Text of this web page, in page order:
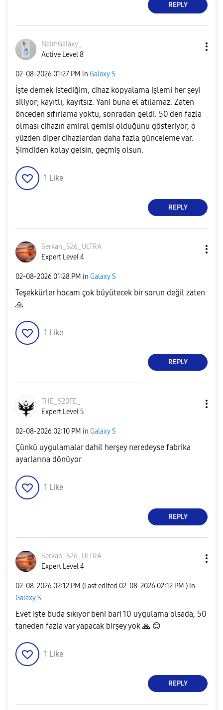
REPLY
NaimGalaxy_
Active Level 8
‎02-08-2026 01:27 PM in Galaxy S
İşte demek istediğim, cihaz kopyalama işlemi her şeyi
siliyor; kayıtlı, kayıtsız. Yani buna el atılamaz. Zaten
önceden sıfırlama yoktu, sonradan geldi. 50'den fazla
olması cihazın amiral gemisi olduğunu gösteriyor, o
yüzden diper cihazlardan daha fazla günceleme var.
Şimdiden kolay gelsin, geçmiş olsun.
1 Like
REPLY
Serkan_S26_ULTRA
Expert Level 4
‎02-08-2026 01:28 PM in Galaxy S
Teşekkürler hocam çok büyütecek bir sorun değil zaten
🙏
1 Like
REPLY
THE_S20FE_
Expert Level 5
‎02-08-2026 02:10 PM in Galaxy S
Çünkü uygulamalar dahil herşey neredeyse fabrika
ayarlarına dönüyor
1 Like
REPLY
Serkan_S26_ULTRA
Expert Level 4
‎02-08-2026 02:12 PM (Last edited ‎02-08-2026 02:12 PM ) in
Galaxy S
Evet işte buda sıkıyor beni bari 10 uygulama olsada, 50
taneden fazla var yapacak birşey yok 🙏 😊
1 Like
REPLY